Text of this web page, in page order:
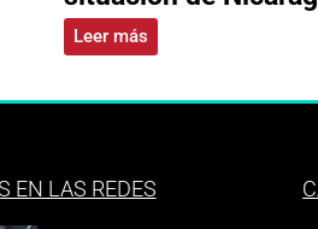
Leer más
EN LAS REDES